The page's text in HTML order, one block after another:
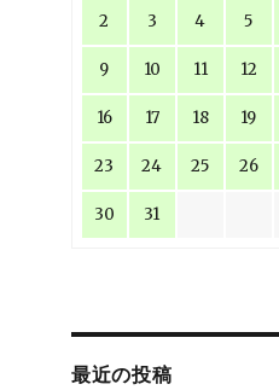
2 3 4 5
9 10 11 12
16 17 18 19
23 24 25 26
30 31
最近の投稿